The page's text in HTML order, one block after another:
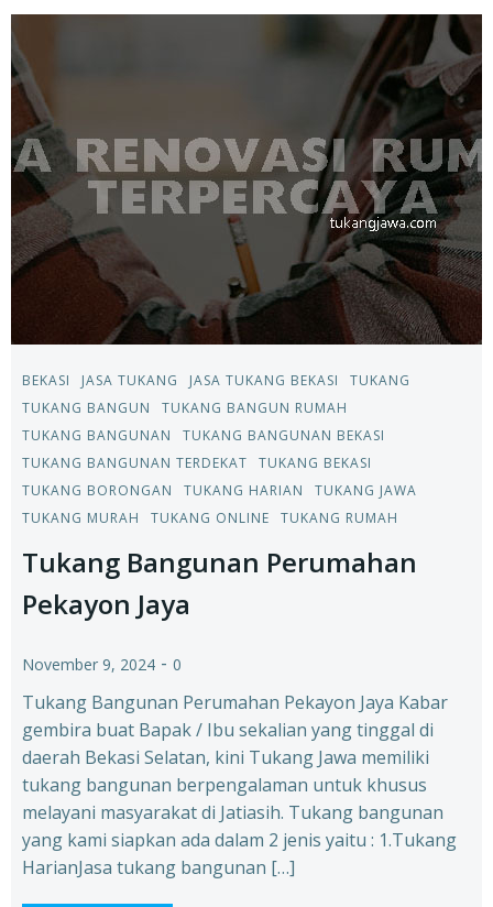
BEKASI JASA TUKANG JASA TUKANG BEKASI
TUKANG
TUKANG BANGUN
TUKANG BANGUN RUMAH
TUKANG BANGUNAN
TUKANG BANGUNAN BEKASI
TUKANG BANGUNAN TERDEKAT
TUKANG BEKASI
TUKANG BORONGAN
TUKANG HARIAN
TUKANG JAWA
TUKANG MURAH
TUKANG ONLINE TUKANG RUMAH
Tukang Bangunan Perumahan
Pekayon Jaya
November 9, 2024 - 0
Tukang Bangunan Perumahan Pekayon Jaya Kabar
gembira buat Bapak / Ibu sekalian yang tinggal di
daerah Bekasi Selatan, kini Tukang Jawa memiliki
tukang bangunan berpengalaman untuk khusus
melayani masyarakat di Jatiasih. Tukang bangunan
yang kami siapkan ada dalam 2 jenis yaitu : 1.Tukang
HarianJasa tukang bangunan […]